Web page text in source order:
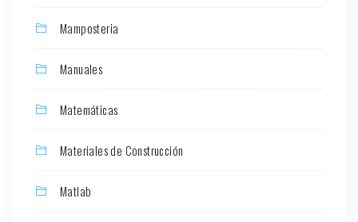
Mamposteria
Manuales
Matemáticas
Materiales de Construcción
Matlab